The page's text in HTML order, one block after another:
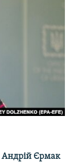
Андрій Єрмак